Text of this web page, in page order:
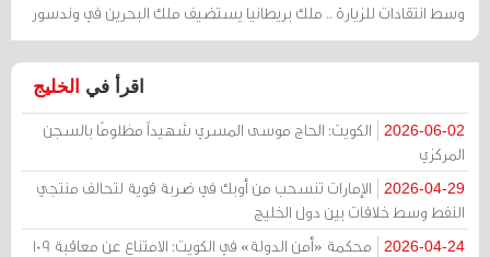
وسط انتقادات للزيارة .. ملك بريطانيا يستضيف ملك البحرين في وندسور
اقرأ في الخليج
2026-06-02
الكويت: الحاج موسى المسري شهيداً مظلومًا بالسجن
المركزي
2026-04-29
الإمارات تنسحب من أوبك في ضربة قوية لتحالف منتجي
النفط وسط خلافات بين دول الخليج
2026-04-24
محكمة «أمن الدولة» في الكويت: الامتناع عن معاقبة 109